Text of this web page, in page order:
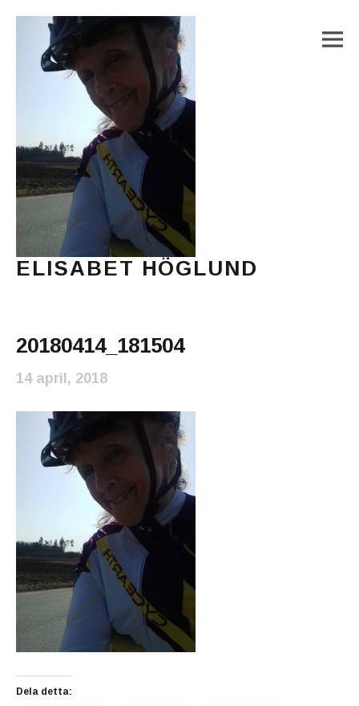
ELISABET HÖGLUND
20180414_181504
14 april, 2018
Dela detta: